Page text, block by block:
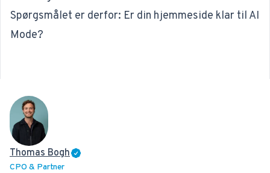
Spørgsmålet er derfor: Er din hjemmeside klar til AI
Mode?
Thomas Bogh
CPO & Partner